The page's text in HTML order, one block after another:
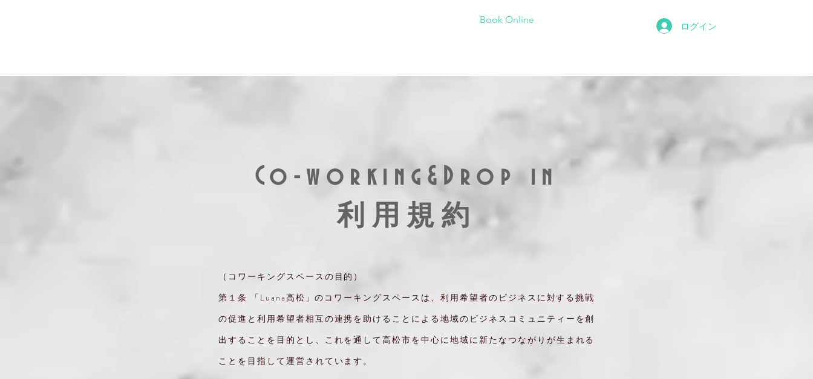
Book Online
ログイン
Co-working&Drop in
​利用規約
（コワーキングスペースの目的）
第１条 「Luana高松」のコワーキングスペースは、利用希望者のビジネスに対する挑戦
の促進と利用希望者相互の連携を助けることによる地域のビジネスコミュニティーを創
出することを目的とし、これを通して高松市を中心に地域に新たなつながりが生まれる
ことを目指して運営されています。